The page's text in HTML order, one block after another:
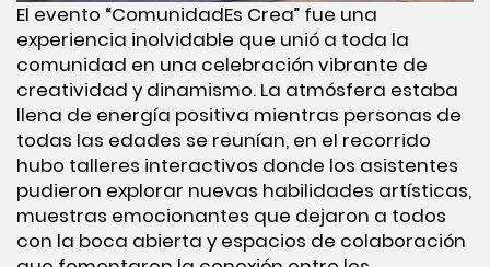
El evento “ComunidadEs Crea” fue una
experiencia inolvidable que unió a toda la
comunidad en una celebración vibrante de
creatividad y dinamismo. La atmósfera estaba
llena de energía positiva mientras personas de
todas las edades se reunían, en el recorrido
hubo talleres interactivos donde los asistentes
pudieron explorar nuevas habilidades artísticas,
muestras emocionantes que dejaron a todos
con la boca abierta y espacios de colaboración